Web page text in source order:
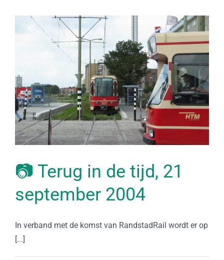
📷 Terug in de tijd, 21
september 2004
In verband met de komst van RandstadRail wordt er op
[...]